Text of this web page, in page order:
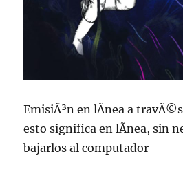
EmisiÃ³n en lÃ­nea a
esto significa en lÃ­nea, sin
bajarlos al computador